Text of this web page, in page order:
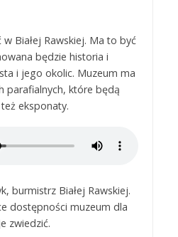
Białej Rawskiej. Ma to być
będzie historia i
i jego okolic. Muzeum ma
parafialnych, które będą
eksponaty.
burmistrz Białej Rawskiej.
dostępności muzeum dla
zwiedzić.